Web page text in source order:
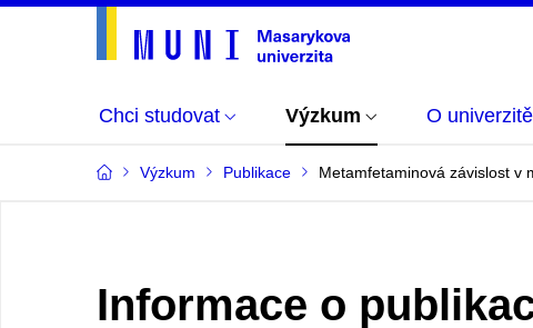
Chci studovat Výzkum O univerzitě
Výzkum Publikace Metamfetaminová závislost v
Informace o